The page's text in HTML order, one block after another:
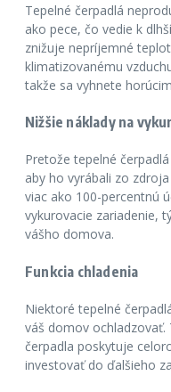
Tepelné čerpadlá
ako pece, čo vedie k
znižuje nepríjemné
klimatizovanému
takže sa vyhnete
Nižšie náklady na
Pretože tepelné
aby ho vyrábali zo
viac ako 100-percentnú
vykurovacie zariadenie,
vášho domova.
Funkcia chladenia
Niektoré tepelné
váš domov ochladzovať.
čerpadla poskytuje
investovať do ďalšieho